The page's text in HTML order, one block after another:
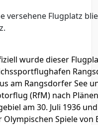
versehene Flugplatz
wurde dieser
am Rangsdorfer See
(RfM) nach
am 30. Juli 1936
Olympischen Spiele von